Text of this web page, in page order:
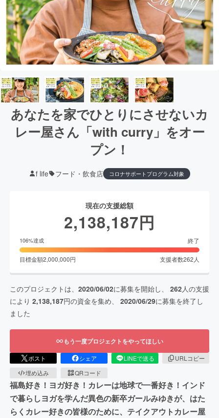
あなたを家でひとりにさせないカ
レー屋さん「with curry」をオー
プン！
f life フード・飲食店 コロナサポートプログラム対象
現在の支援総額
2,138,187円
106%達成 終了
目標金額2,000,000円 支援者数262 人
このプロジェクトは、 2020/06/02に募集を開始し、 262人の支援
により 2,138,187円の資金を集め、 2020/06/29に募集を終了し
ました
もう一度プロジェクトをやってほしい
ポスト シェア LINEで送る
URLコピー
埋め込み
QRコード
福島好き！ヨガ好き！カレーは地球で一番好き！インド
で暮らしヨガを学んだ異色の新卒ガールみゆきが、はた
らくカレー好きの皆様のために、テイクアウトカレー屋